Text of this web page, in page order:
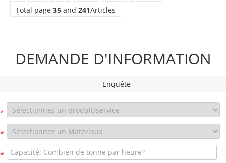
Total page 35 and 241Articles
DEMANDE D'INFORMATION
Enquête
*
*
*